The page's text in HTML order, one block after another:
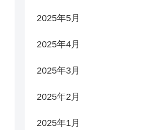
2025年5月
2025年4月
2025年3月
2025年2月
2025年1月